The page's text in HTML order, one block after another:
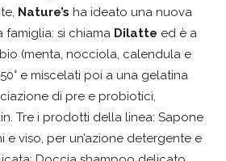
Nature’s ha ideato una nuova
si chiama Dilatte ed è a
(menta, nocciola, calendula e
e miscelati poi a una gelatina
di pre e probiotici,
Tre i prodotti della linea: Sapone
e viso, per un’azione detergente e